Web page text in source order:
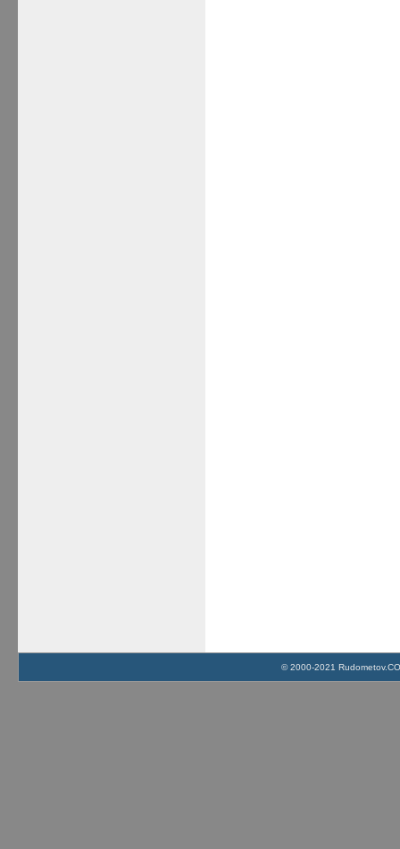
© 2000-2021